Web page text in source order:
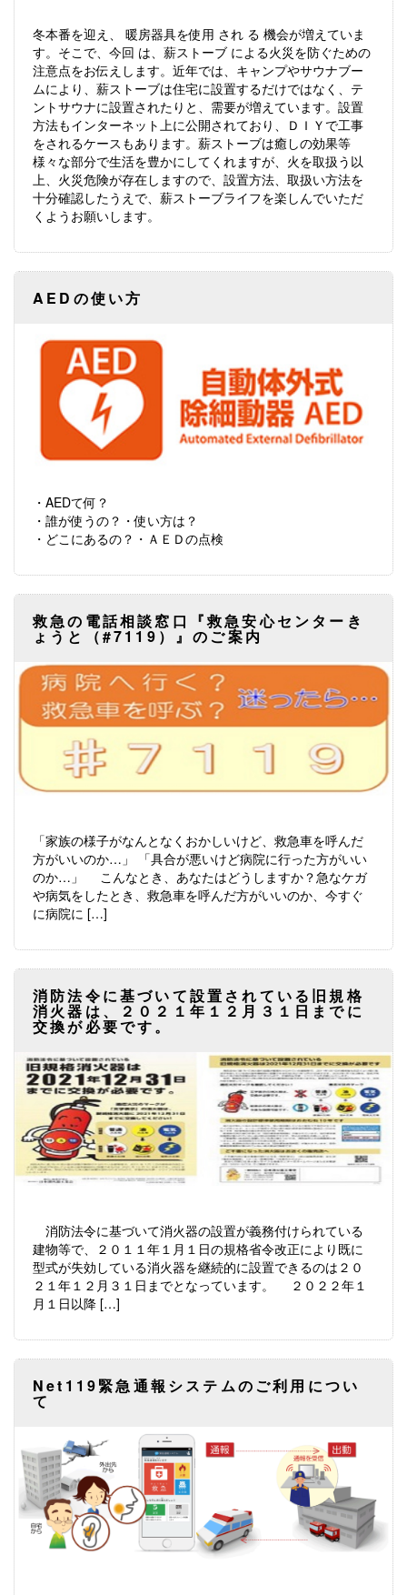
冬本番を迎え、 暖房器具を使用 され る 機会が増えていま
す。そこで、今回 は、薪ストーブ による火災を防ぐための
注意点をお伝えします。近年では、キャンプやサウナブー
ムにより、薪ストーブは住宅に設置するだけではなく、テ
ントサウナに設置されたりと、需要が増えています。設置
方法もインターネット上に公開されており、ＤＩＹで工事
をされるケースもあります。薪ストーブは癒しの効果等
様々な部分で生活を豊かにしてくれますが、火を取扱う以
上、火災危険が存在しますので、設置方法、取扱い方法を
十分確認したうえで、薪ストーブライフを楽しんでいただ
くようお願いします。
AEDの使い方
・AEDて何？
・誰が使うの？・使い方は？
・どこにあるの？・ＡＥＤの点検
救急の電話相談窓口『救急安心センターき
ょうと（#7119）』のご案内
「家族の様子がなんとなくおかしいけど、救急車を呼んだ
方がいいのか…」 「具合が悪いけど病院に行った方がいい
のか…」 こんなとき、あなたはどうしますか？急なケガ
や病気をしたとき、救急車を呼んだ方がいいのか、今すぐ
に病院に […]
消防法令に基づいて設置されている旧規格
消火器は、２０２１年１２月３１日までに
交換が必要です。
消防法令に基づいて消火器の設置が義務付けられている
建物等で、２０１１年１月１日の規格省令改正により既に
型式が失効している消火器を継続的に設置できるのは２０
２１年１２月３１日までとなっています。 ２０２２年１
月１日以降 […]
Net119緊急通報システムのご利用につい
て